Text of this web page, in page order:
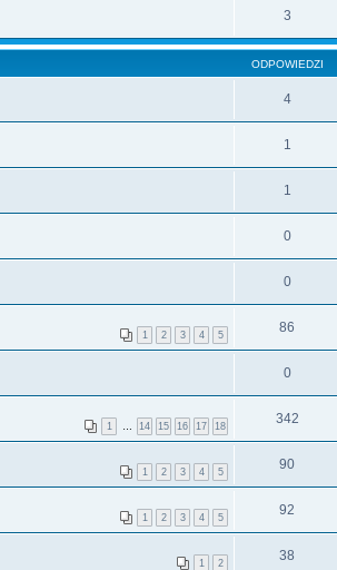
3
ODPOWIEDZI
4
1
1
0
0
1 2 3 4 5 86
0
1 … 14 15 16 17 18 342
1 2 3 4 5 90
1 2 3 4 5 92
1 2 38